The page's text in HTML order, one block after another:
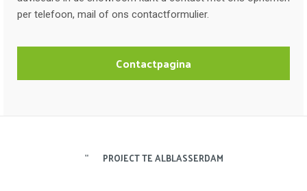
per telefoon, mail of ons contactformulier.
Contactpagina
PROJECT TE ALBLASSERDAM